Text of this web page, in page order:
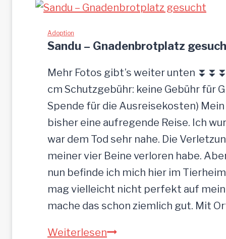
Adoption
Sandu – Gnadenbrotplatz
Mehr Fotos gibt’s weiter unten
cm Schutzgebühr: keine Gebühr für
Spende für die Ausreisekosten)
bisher eine aufregende Reise. Ich
war dem Tod sehr nahe. Die
meiner vier Beine verloren habe.
nun befinde ich mich hier im
mag vielleicht nicht perfekt auf
mache das schon ziemlich gut. Mit
WeiterlesenS